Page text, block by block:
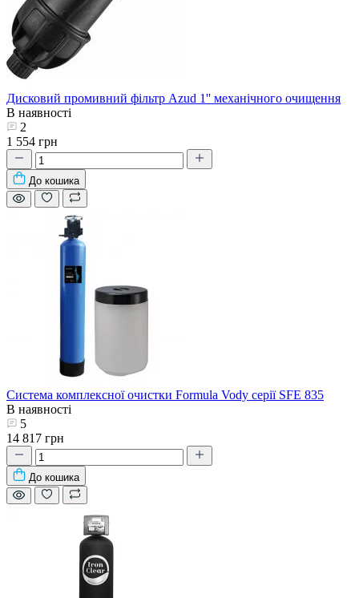
Дисковий промивний фільтр Azud 1'' механічного очищення
В наявності
2
1 554 грн
До кошика
Система комплексної очистки Formula Vody серії SFE 835
В наявності
5
14 817 грн
До кошика